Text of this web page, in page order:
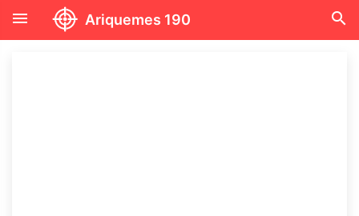
menu Ariquemes 190 search